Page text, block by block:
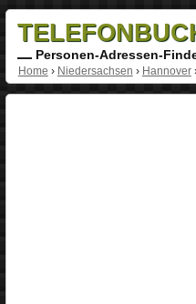
Personen-Adressen-
Home › Niedersachsen › Hannover